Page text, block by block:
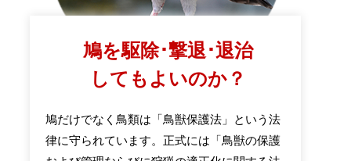
鳩を駆除･撃退･退治
してもよいのか？
鳩だけでなく鳥類は「鳥獣保護法」という法
律に守られています。正式には「鳥獣の保護